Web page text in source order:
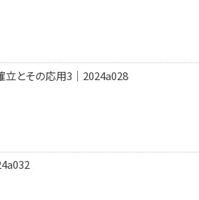
立とその応用3｜2024a028